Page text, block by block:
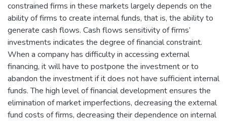
constrained firms in these markets largely depends on the
ability of firms to create internal funds, that is, the ability to
generate cash flows. Cash flows sensitivity of firms’
investments indicates the degree of financial constraint.
When a company has difficulty in accessing external
financing, it will have to postpone the investment or to
abandon the investment if it does not have sufficient internal
funds. The high level of financial development ensures the
elimination of market imperfections, decreasing the external
fund costs of firms, decreasing their dependence on internal